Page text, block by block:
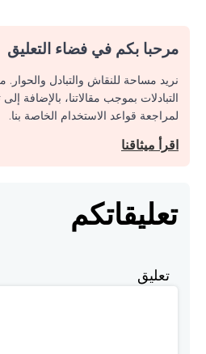
مرحبا بكم في فضاء التعليق
نريد مساحة للنقاش والتبادل
التبادلات بموجب مقالاتنا، بالإضافة
لمراجعة قواعد الاستخدام الخاصة بنا.
اقرأ ميثاقنا
تعليقاتكم
تعليق